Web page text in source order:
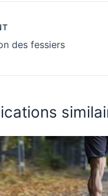
des fessiers